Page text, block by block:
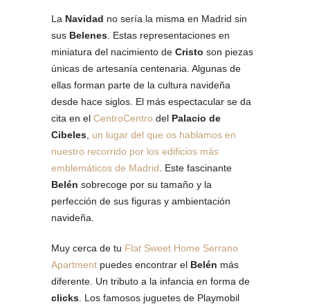
La Navidad no sería la misma en Madrid sin
sus Belenes . Estas representaciones en
miniatura del nacimiento de Cristo son piezas
únicas de artesanía centenaria. Algunas de
ellas forman parte de la cultura navideña
desde hace siglos. El más espectacular se da
cita en el CentroCentro del Palacio de
Cibeles un lugar del que os hablamos en
nuestro recorrido por los edificios más
emblemáticos de Madrid . Este fascinante
Belén sobrecoge por su tamaño y la
perfección de sus figuras y ambientación
navideña.
Muy cerca de tu Flat Sweet Home Serrano
Apartment puedes encontrar el Belén más
diferente. Un tributo a la infancia en forma de
clicks . Los famosos juguetes de Playmobil